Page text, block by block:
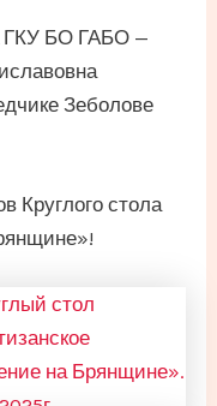
ГКУ БО ГАБО —
Зеболове
Круглого стола